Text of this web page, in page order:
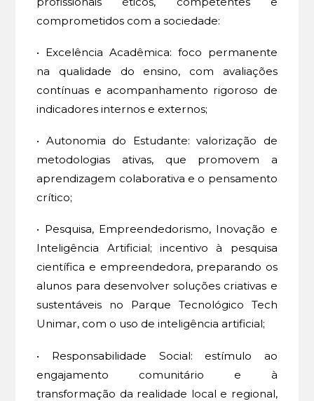
comprometidos com a sociedade:
• Excelência Acadêmica: foco permanente
na qualidade do ensino, com avaliações
contínuas e acompanhamento rigoroso de
indicadores internos e externos;
• Autonomia do Estudante: valorização de
metodologias ativas, que promovem a
aprendizagem colaborativa e o pensamento
crítico;
• Pesquisa, Empreendedorismo, Inovação e
Inteligência Artificial; incentivo à pesquisa
científica e empreendedora, preparando os
alunos para desenvolver soluções criativas e
sustentáveis no Parque Tecnológico Tech
Unimar, com o uso de inteligência artificial;
• Responsabilidade Social: estímulo ao
engajamento comunitário e à
transformação da realidade local e regional,